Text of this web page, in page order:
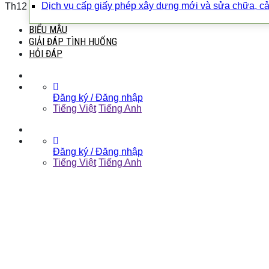
Dịch vụ cấp giấy phép xây dựng mới và sửa chữa,
BIỂU MẪU
GIẢI ĐÁP TÌNH HUỐNG
HỎI ĐÁP
Đăng ký / Đăng nhập
Tiếng Việt Tiếng Anh
Đăng ký / Đăng nhập
Tiếng Việt Tiếng Anh
Th12